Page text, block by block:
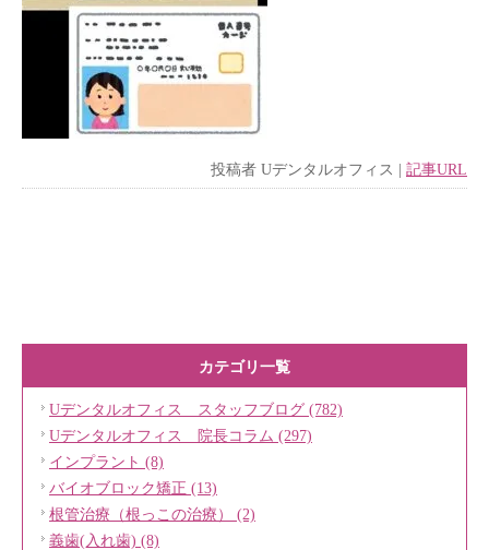
投稿者 Uデンタルオフィス | 記事URL
カテゴリ一覧
Uデンタルオフィス スタッフブログ (782)
Uデンタルオフィス 院長コラム (297)
インプラント (8)
バイオブロック矯正 (13)
根管治療（根っこの治療） (2)
義歯(入れ歯) (8)